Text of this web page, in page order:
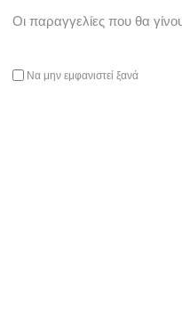
-
Οι παραγγελίες που θα
Να μην εμφανιστεί ξανά